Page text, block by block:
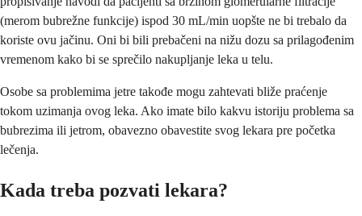
(merom bubrežne funkcije) ispod 30 mL/min uopšte ne bi trebalo da
koriste ovu jačinu. Oni bi bili prebačeni na nižu dozu sa prilagođenim
vremenom kako bi se sprečilo nakupljanje leka u telu.
Osobe sa problemima jetre takođe mogu zahtevati bliže praćenje
tokom uzimanja ovog leka. Ako imate bilo kakvu istoriju problema sa
bubrezima ili jetrom, obavezno obavestite svog lekara pre početka
lečenja.
Kada treba pozvati lekara?